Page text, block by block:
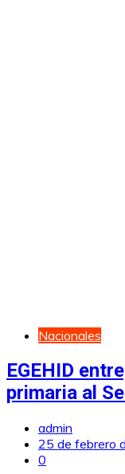
Nacionales
EGEHID
primaria al
admin
25 de febrero
0